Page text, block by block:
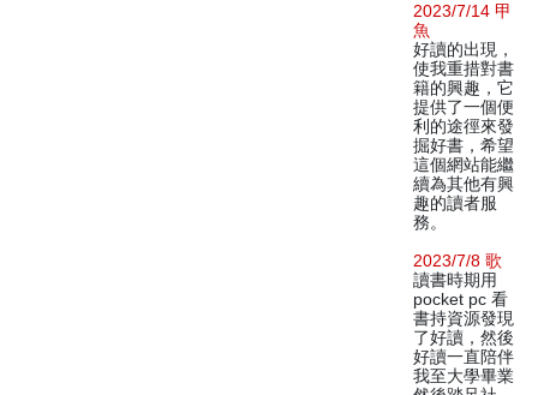
2023/7/14 甲
魚
好讀的出現，
使我重措對書
籍的興趣，它
提供了一個便
利的途徑來發
掘好書，希望
這個網站能繼
續為其他有興
趣的讀者服
務。
2023/7/8 歌
讀書時期用
pocket pc 看
書持資源發現
了好讀，然後
好讀一直陪伴
我至大學畢業